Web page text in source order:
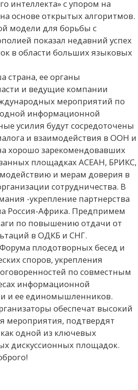
интеллекта» с упором на
основе открытых алгоритмов.
модели для борьбы с
показал недавний успех
в области больших языковых
страна, ее органы
и ведущие компании
мероприятий по
информационной
усилия будут сосредоточены
и взаимодействия в ООН и
хорошо зарекомендовавших
площадках АСЕАН, БРИКС,
и мерам доверия в
сотрудничества. В
-укрепление партнерства
Россия-Африка. Предпримем
по повышению отдачи от
в ОДКБ и СНГ.
плодотворных бесед и
споров, укрепления
по совместным
информационной
и ее единомышленников.
обеспечат высокий
мероприятия, подтвердят
одной из ключевых
дискуссионных площадок.